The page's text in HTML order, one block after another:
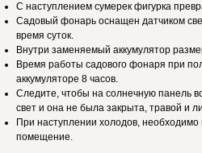
С наступлением сумерек фигурка
Садовый фонарь оснащен датчиком
время суток.
Внутри заменяемый аккумулятор
Время работы садового фонаря при
аккумуляторе 8 часов.
Следите, чтобы на солнечную панель
свет и она не была закрыта, травой и
При наступлении холодов, необходимо
помещение.